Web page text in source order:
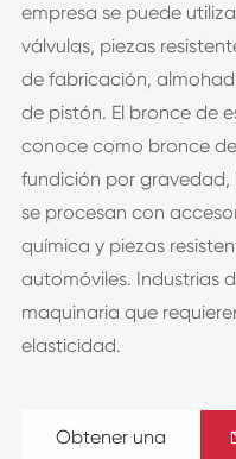
empresa se puede
válvulas, piezas
de fabricación,
de pistón. El bronce de
conoce como bronce
fundición por gravedad,
se procesan con
química y piezas
automóviles. Industrias
maquinaria que
elasticidad.
Obtener una